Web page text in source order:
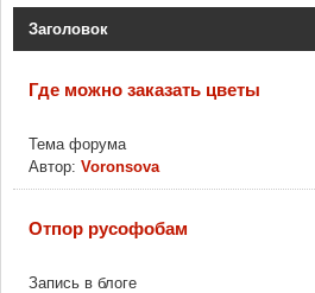
Заголовок
Где можно заказать цветы
Тема форума
Автор: Voronsova
Отпор русофобам
Запись в блоге